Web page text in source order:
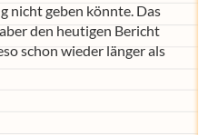
nicht geben könnte. Das
den heutigen Bericht
schon wieder länger als